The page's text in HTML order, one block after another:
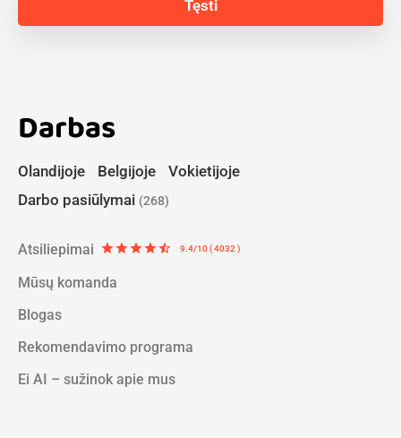
Darbas
Olandijoje Belgijoje
Vokietijoje
Darbo pasiūlymai (268)
Atsiliepimai starstarstarstarstar_half 9.4/10 ( 4032 )
Mūsų komanda
Blogas
Rekomendavimo programa
Ei AI – sužinok apie mus